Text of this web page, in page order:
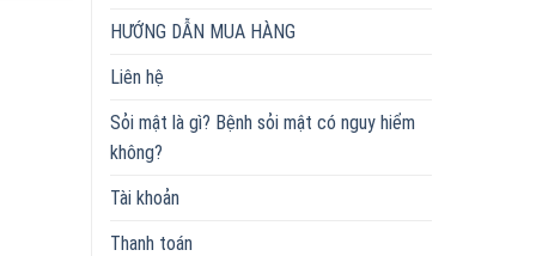
HƯỚNG DẪN MUA HÀNG
Liên hệ
Sỏi mật là gì? Bệnh sỏi mật có nguy hiểm
không?
Tài khoản
Thanh toán